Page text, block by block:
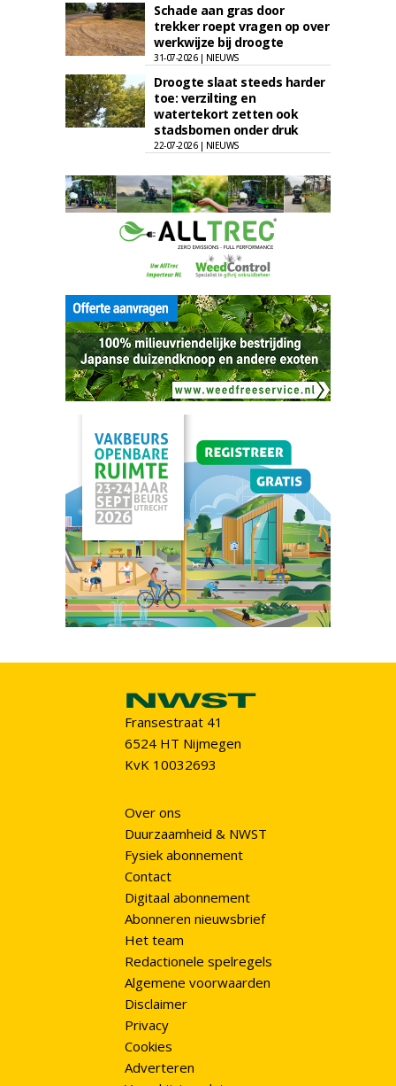
Schade aan gras door
trekker roept vragen op over
werkwijze bij droogte
31-07-2026 | NIEUWS
Droogte slaat steeds harder
toe: verzilting en
watertekort zetten ook
stadsbomen onder druk
22-07-2026 | NIEUWS
Fransestraat 41
6524 HT Nijmegen
KvK 10032693
Over ons
Duurzaamheid & NWST
Fysiek abonnement
Contact
Digitaal abonnement
Abonneren nieuwsbrief
Het team
Redactionele spelregels
Algemene voorwaarden
Disclaimer
Privacy
Cookies
Adverteren